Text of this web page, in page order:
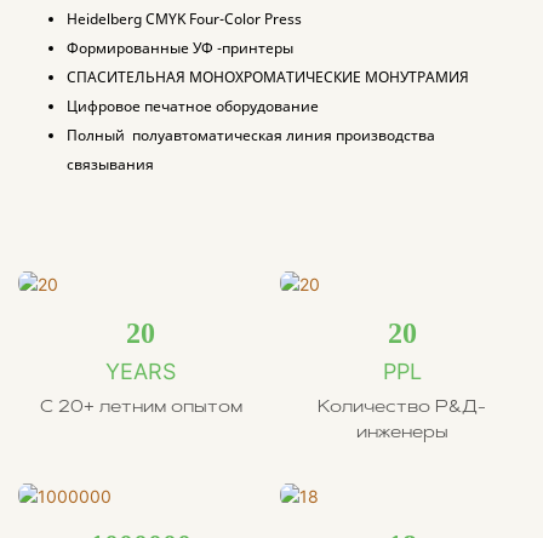
Heidelberg CMYK Four-Color Press
Формированные УФ -принтеры
СПАСИТЕЛЬНАЯ МОНОХРОМАТИЧЕСКИЕ МОНУТРАМИЯ
Цифровое печатное оборудование
Полный полуавтоматическая линия производства
связывания
20
YEARS
С 20+ летним опытом
20
PPL
Количество Р&Д-
инженеры